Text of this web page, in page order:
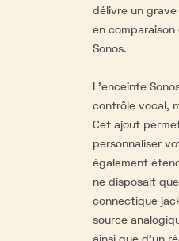
délivre un
en
Sonos.
L’enceinte
contrôle vocal,
Cet ajout
personnaliser
également
ne disposait
connectique
source